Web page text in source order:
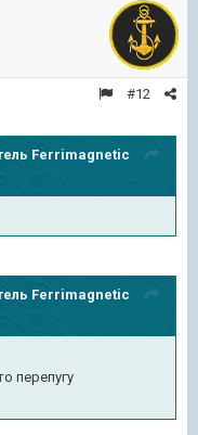
#12
Ferrimagnetic
Ferrimagnetic
перепугу